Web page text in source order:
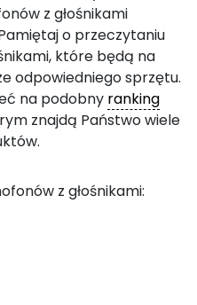
z głośnikami
o przeczytaniu
które będą na
odpowiedniego sprzętu.
na podobny ranking
znajdą Państwo wiele
z głośnikami: